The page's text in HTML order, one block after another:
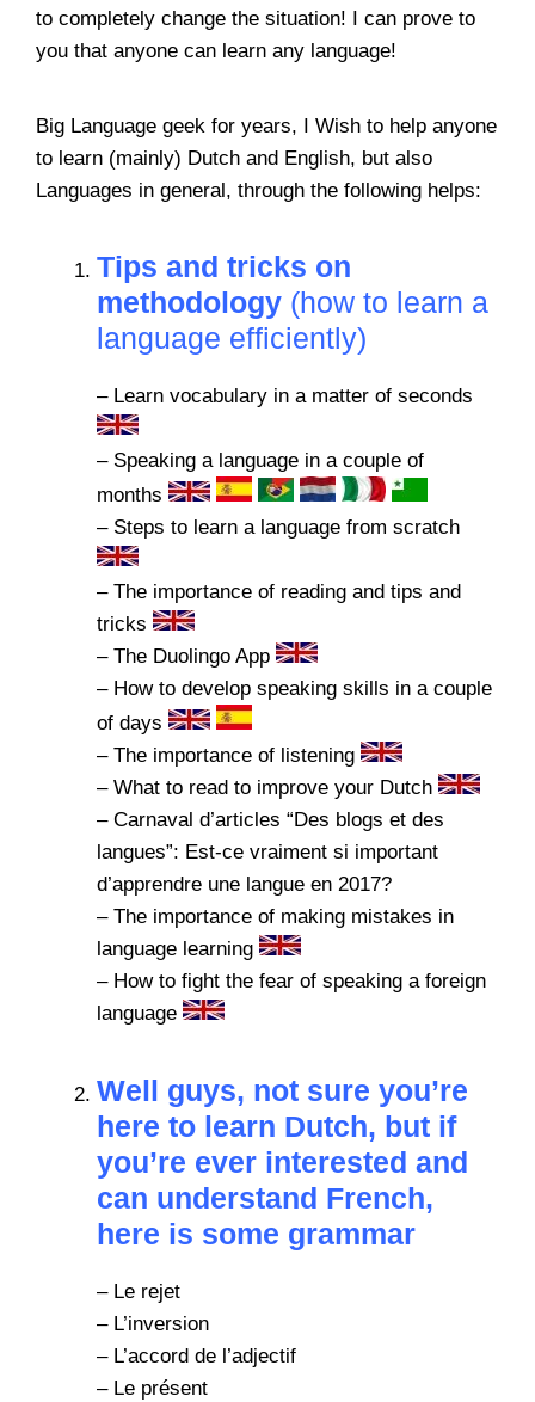
to completely change the situation! I can prove to
you that anyone can learn any language!
Big Language geek for years, I Wish to help anyone
to learn (mainly) Dutch and English, but also
Languages in general, through the following helps:
Tips and tricks on
methodology (how to learn a
language efficiently)
– Learn vocabulary in a matter of seconds
– Speaking a language in a couple of
months
– Steps to learn a language from scratch
– The importance of reading and tips and
tricks
– The Duolingo App
– How to develop speaking skills in a couple
of days
– The importance of listening
– What to read to improve your Dutch
– Carnaval d’articles “Des blogs et des
langues”: Est-ce vraiment si important
d’apprendre une langue en 2017?
– The importance of making mistakes in
language learning
– How to fight the fear of speaking a foreign
language
Well guys, not sure you’re
here to learn Dutch, but if
you’re ever interested and
can understand French,
here is some grammar
– Le rejet
– L’inversion
– L’accord de l’adjectif
– Le présent